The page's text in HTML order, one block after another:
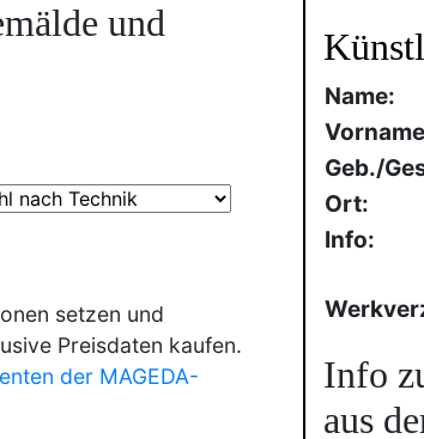
und
setzen und
Preisdaten kaufen.
der MAGEDA-
Name:
Geb./
Ort:
Info:
Info
aus